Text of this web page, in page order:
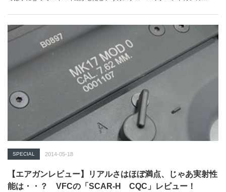
SPECIAL 2014-05-18
【エアガンレビュー】リアルさはほぼ満点、じゃあ実射性
能は・・？ VFCの「SCAR-H CQC」レビュー！